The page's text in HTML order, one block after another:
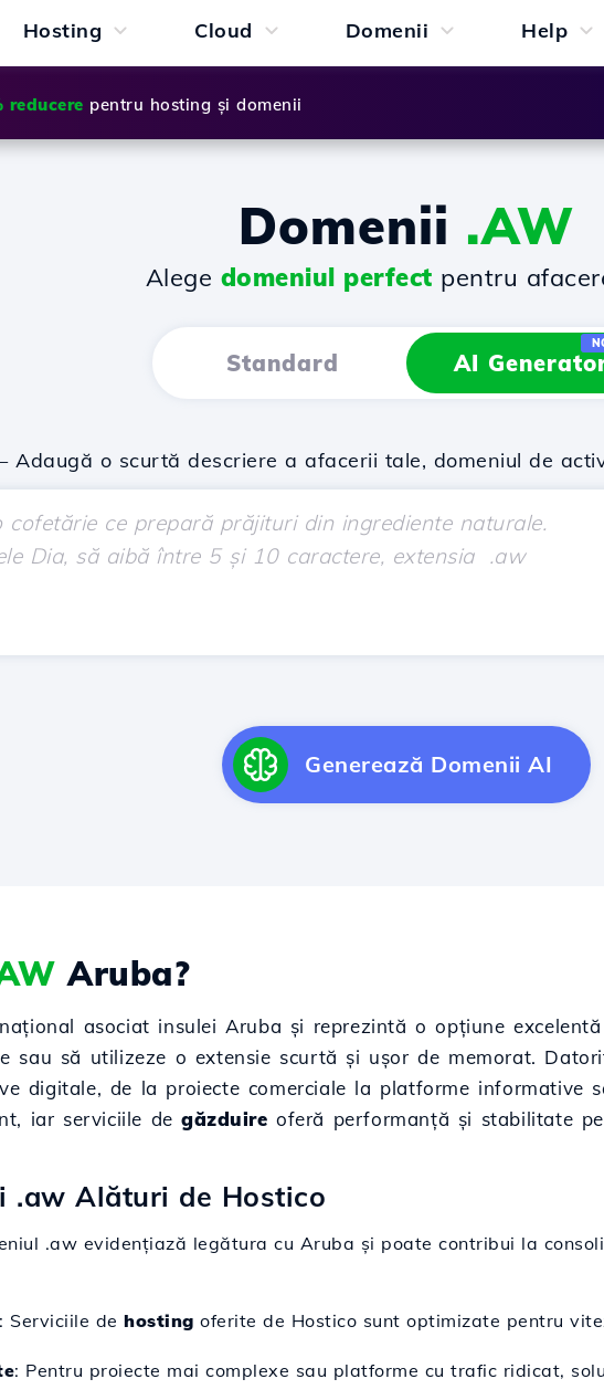
Hosting Cloud Domenii Help
reducere pentru hosting și domenii
Domenii .AW
Alege domeniul perfect pentru
Standard AI
Adaugă o scurtă descriere a afacerii tale, domeniul de
Generează Domenii AI
Aruba?
asociat insulei Aruba și reprezintă o opțiune
sau să utilizeze o extensie scurtă și ușor de memorat.
digitale, de la proiecte comerciale la platforme informative
iar serviciile degăzduire oferă performanță și stabilitate
.aw Alături de Hostico
.aw evidențiază legătura cu Aruba și poate contribui la
: Serviciile de hosting oferite de Hostico sunt optimizate pentru
: Pentru proiecte mai complexe sau platforme cu trafic ridicat,